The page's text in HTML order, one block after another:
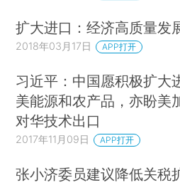
扩大进口：经济高质量发
2018年03月17日 APP打开
习近平：中国愿积极扩大
美能源和农产品，亦盼美
对华技术出口
2017年11月09日 APP打开
张小济委员建议降低关税